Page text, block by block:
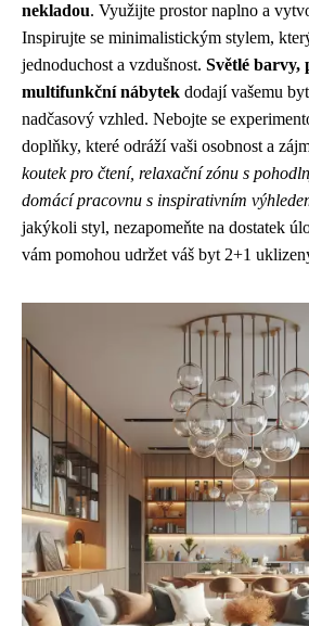
nekladou. Využijte prostor naplno a
Inspirujte se minimalistickým stylem,
jednoduchost a vzdušnost. Světlé barvy,
multifunkční nábytek dodají vašemu
nadčasový vzhled. Nebojte se
doplňky, které odráží vaši osobnost a
koutek pro čtení, relaxační zónu s
domácí pracovnu s inspirativním
jakýkoli styl, nezapomeňte na dostatek
vám pomohou udržet váš byt 2+1